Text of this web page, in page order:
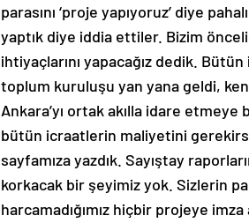
parasını ‘proje yapıyoruz’ diye
yaptık diye iddia ettiler. Bizim
ihtiyaçlarını yapacağız dedik.
toplum kuruluşu yan yana geldi,
Ankara’yı ortak akılla idare etmeye
bütün icraatlerin maliyetini
sayfamıza yazdık. Sayıştay
korkacak bir şeyimiz yok. Sizlerin
harcamadığımız hiçbir projeye